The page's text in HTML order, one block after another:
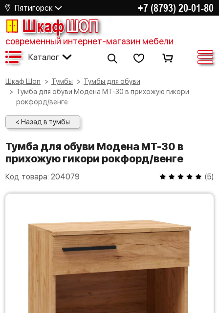
Пятигорск +7 (8793) 20-01-80
ШкафШОП
современный интернет-магазин мебели
Каталог
Шкаф Шоп Тумбы
Тумбы для обуви
Тумба для обуви Модена МТ-30 в прихожую гикори
рокфорд/венге
< Назад в тумбы
Тумба для обуви Модена МТ-30 в
прихожую гикори рокфорд/венге
Код товара: 204079 (5)